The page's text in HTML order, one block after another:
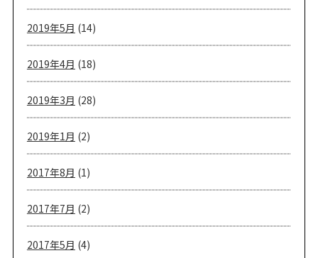
2019年5月 (14)
2019年4月 (18)
2019年3月 (28)
2019年1月 (2)
2017年8月 (1)
2017年7月 (2)
2017年5月 (4)